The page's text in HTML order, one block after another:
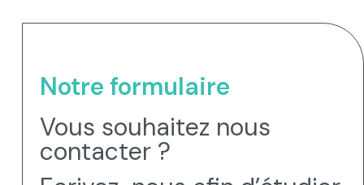
Notre formulaire
Vous souhaitez nous
contacter ?